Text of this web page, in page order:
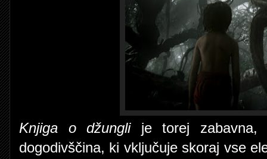
Knjiga o džunglije torej zabavna,
dogodivščina, ki vključuje skoraj vse